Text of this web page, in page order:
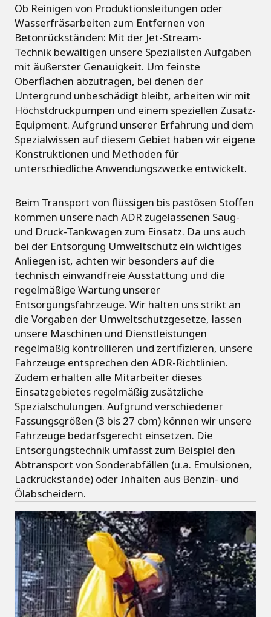
Ob Reinigen von Produktionsleitungen oder
Wasserfräsarbeiten zum Entfernen von
Betonrückständen: Mit der Jet-Stream-
Technik bewältigen unsere Spezialisten Aufgaben
mit äußerster Genauigkeit. Um feinste
Oberflächen abzutragen, bei denen der
Untergrund unbeschädigt bleibt, arbeiten wir mit
Höchstdruckpumpen und einem speziellen Zusatz-
Equipment. Aufgrund unserer Erfahrung und dem
Spezialwissen auf diesem Gebiet haben wir eigene
Konstruktionen und Methoden für
unterschiedliche Anwendungszwecke entwickelt.
Beim Transport von flüssigen bis pastösen Stoffen
kommen unsere nach ADR zugelassenen Saug-
und Druck-Tankwagen zum Einsatz. Da uns auch
bei der Entsorgung Umweltschutz ein wichtiges
Anliegen ist, achten wir besonders auf die
technisch einwandfreie Ausstattung und die
regelmäßige Wartung unserer
Entsorgungsfahrzeuge. Wir halten uns strikt an
die Vorgaben der Umweltschutzgesetze, lassen
unsere Maschinen und Dienstleistungen
regelmäßig kontrollieren und zertifizieren, unsere
Fahrzeuge entsprechen den ADR-Richtlinien.
Zudem erhalten alle Mitarbeiter dieses
Einsatzgebietes regelmäßig zusätzliche
Spezialschulungen. Aufgrund verschiedener
Fassungsgrößen (3 bis 27 cbm) können wir unsere
Fahrzeuge bedarfsgerecht einsetzen. Die
Entsorgungstechnik umfasst zum Beispiel den
Abtransport von Sonderabfällen (u.a. Emulsionen,
Lackrückstände) oder Inhalten aus Benzin- und
Ölabscheidern.